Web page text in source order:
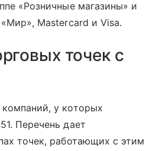
«Розничные магазины» и
Mastercard и Visa.
точек с
у которых
Перечень дает
точек, работающих с этим